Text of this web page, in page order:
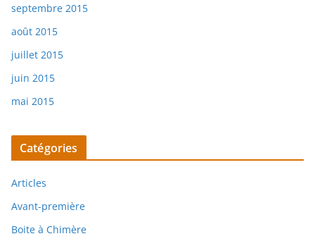
septembre 2015
août 2015
juillet 2015
juin 2015
mai 2015
Catégories
Articles
Avant-première
Boite à Chimère